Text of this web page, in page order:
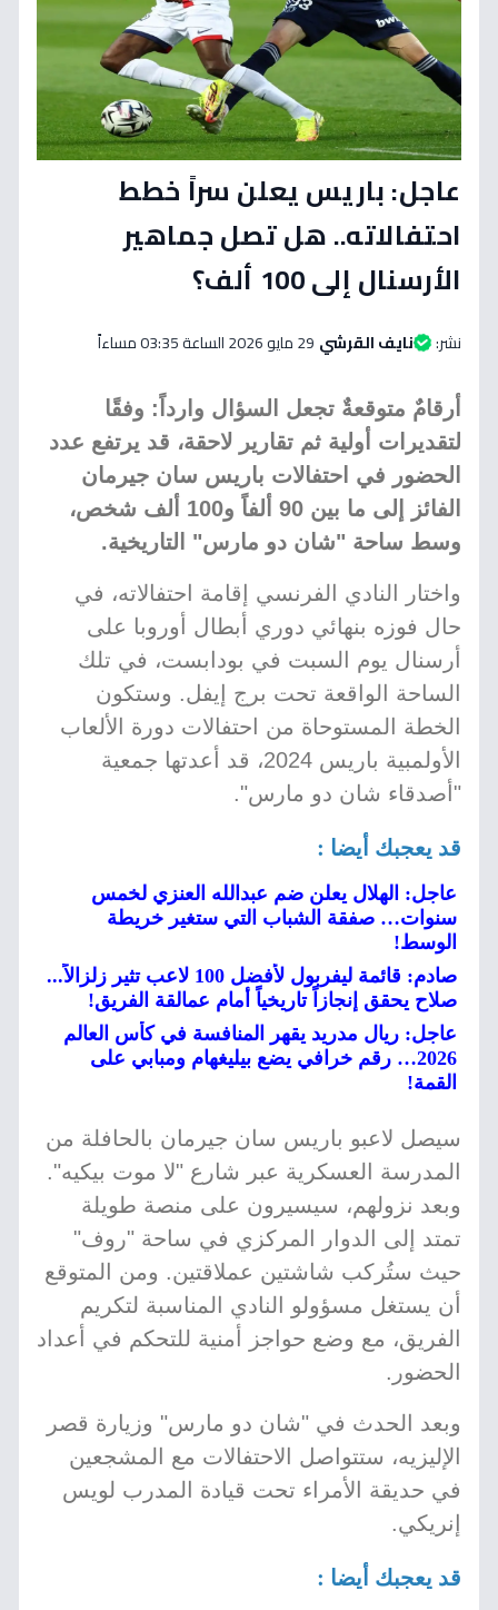
عاجل: باريس يعلن سراً خطط
احتفالاته.. هل تصل جماهير
الأرسنال إلى 100 ألف؟
نشر: نايف القرشي 29 مايو 2026 الساعة 03:35 مساءاً
أرقامٌ متوقعةٌ تجعل السؤال وارداً: وفقًا
لتقديرات أولية ثم تقارير لاحقة، قد يرتفع عدد
الحضور في احتفالات باريس سان جيرمان
الفائز إلى ما بين 90 ألفاً و100 ألف شخص،
وسط ساحة "شان دو مارس" التاريخية.
واختار النادي الفرنسي إقامة احتفالاته، في
حال فوزه بنهائي دوري أبطال أوروبا على
أرسنال يوم السبت في بودابست، في تلك
الساحة الواقعة تحت برج إيفل. وستكون
الخطة المستوحاة من احتفالات دورة الألعاب
الأولمبية باريس 2024، قد أعدتها جمعية
"أصدقاء شان دو مارس".
قد يعجبك أيضا :
عاجل: الهلال يعلن ضم عبدالله العنزي لخمس
سنوات… صفقة الشباب التي ستغير خريطة
الوسط!
صادم: قائمة ليفربول لأفضل 100 لاعب تثير زلزالاً...
صلاح يحقق إنجازاً تاريخياً أمام عمالقة الفريق!
عاجل: ريال مدريد يقهر المنافسة في كأس العالم
2026… رقم خرافي يضع بيليغهام ومبابي على
القمة!
سيصل لاعبو باريس سان جيرمان بالحافلة من
المدرسة العسكرية عبر شارع "لا موت بيكيه".
وبعد نزولهم، سيسيرون على منصة طويلة
تمتد إلى الدوار المركزي في ساحة "روف"
حيث ستُركب شاشتين عملاقتين. ومن المتوقع
أن يستغل مسؤولو النادي المناسبة لتكريم
الفريق، مع وضع حواجز أمنية للتحكم في أعداد
الحضور.
وبعد الحدث في "شان دو مارس" وزيارة قصر
الإليزيه، ستتواصل الاحتفالات مع المشجعين
في حديقة الأمراء تحت قيادة المدرب لويس
إنريكي.
قد يعجبك أيضا :